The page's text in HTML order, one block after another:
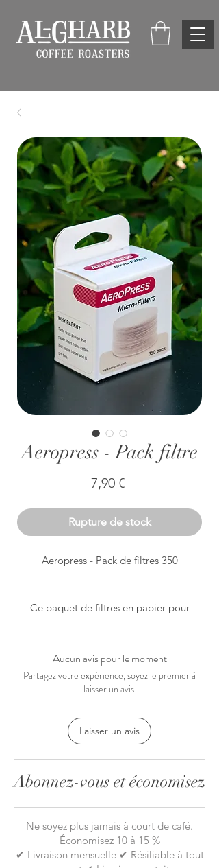
Aeropress - Pack filtre
7,90 €Prix
Rupture de stock
Aeropress - Pack de filtres 350
Ce paquet de filtres en papier pour
avec une acidité réduite. Grâce à leur
formule spéciale, ces filtres optimisent
l'infusion et permettent d'obtenir un café
Biodégradable
Aucun avis pour le moment
Partagez votre expérience, soyez le premier à
laisser un avis.
Laisser un avis
Abonnez-vous et économisez
Ne soyez plus jamais à court de café.
Économisez 10 à 15 %
✔ Livraison mensuelle ✔ Résiliable à tout